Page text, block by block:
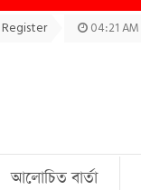
Register 04:21 AM
আলোচিত বার্তা